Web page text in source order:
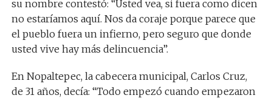
su nombre contestó: “Usted vea, si fuera como dicen
no estaríamos aquí. Nos da coraje porque parece que
el pueblo fuera un infierno, pero seguro que donde
usted vive hay más delincuencia”.
En Nopaltepec, la cabecera municipal, Carlos Cruz,
de 31 años, decía: “Todo empezó cuando empezaron